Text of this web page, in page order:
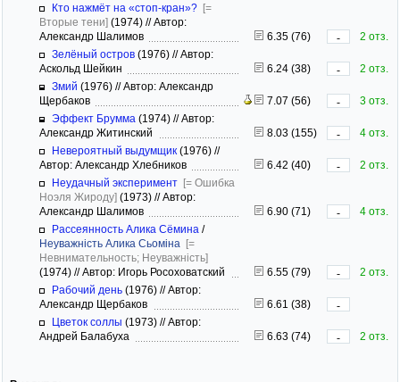
Кто нажмёт на «стоп-кран»? [=
Вторые тени] (1974) //Автор:
Александр Шалимов
6.35 (76) -
2 отз.
Зелёный остров (1976) //Автор:
Аскольд Шейкин
6.24 (38) -
2 отз.
Змий (1976) //Автор: Александр
Щербаков
7.07 (56) -
3 отз.
Эффект Брумма (1974) //Автор:
Александр Житинский
8.03 (155) -
4 отз.
Невероятный выдумщик (1976) //
Автор: Александр Хлебников
6.42 (40) -
2 отз.
Неудачный эксперимент [= Ошибка
Ноэля Жироду] (1973) //Автор:
Александр Шалимов
6.90 (71) -
4 отз.
Рассеянность Алика Сёмина /
Неуважність Алика Сьоміна [=
Невнимательность; Неуважність]
(1974) //Автор: Игорь Росоховатский 6.55 (79) -
2 отз.
Рабочий день (1976) //Автор:
Александр Щербаков
6.61 (38)
-
Цветок соллы (1973) //Автор:
Андрей Балабуха
6.63 (74) - 2 отз.